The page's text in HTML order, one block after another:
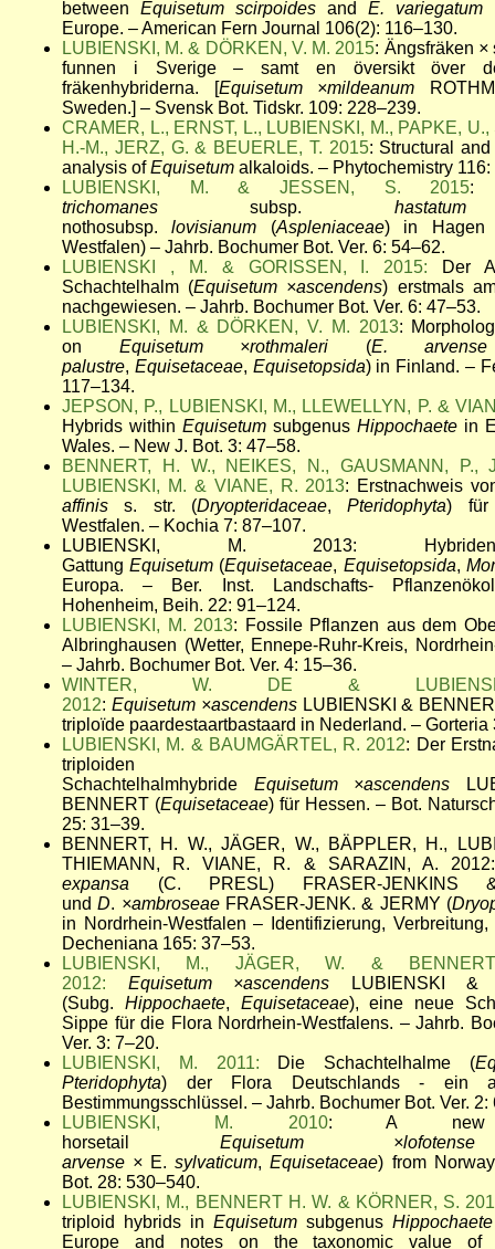
between Equisetum scirpoides and E. variegatum
Europe. – American Fern Journal 106(2): 116–130.
LUBIENSKI, M. & DÖRKEN, V. M. 2015: Ängsfräken ×
funnen i Sverige – samt en översikt över
fräkenhybriderna. [Equisetum ×mildeanum
Sweden.] – Svensk Bot. Tidskr. 109: 228–239.
CRAMER, L., ERNST, L., LUBIENSKI, M., PAPKE,
H.-M., JERZ, G. & BEUERLE, T. 2015: Structural
analysis ofEquisetum alkaloids. – Phytochemistry
LUBIENSKI, M. & JESSEN, S. 2015
trichomanessubsp.
nothosubsp.lovisianum (Aspleniaceae) in Hagen
Westfalen) – Jahrb. Bochumer Bot. Ver. 6: 54–62.
LUBIENSKI , M. & GORISSEN, I. 2015: Der
Schachtelhalm (Equisetum ×ascendens) erstmals
nachgewiesen. – Jahrb. Bochumer Bot. Ver. 6: 47–53.
LUBIENSKI, M. & DÖRKEN, V. M. 2013:
on Equisetum ×rothmaleri (E.
palustre, Equisetaceae, Equisetopsida) in Finland. –
117–134.
JEPSON, P., LUBIENSKI, M., LLEWELLYN, P. &
Hybrids within Equisetum subgenus Hippochaete in
Wales. – New J. Bot. 3: 47–58.
BENNERT, H. W., NEIKES, N., GAUSMANN, P.,
LUBIENSKI, M. & VIANE, R. 2013: Erstnachweis
affiniss. str. (Dryopteridaceae,Pteridophyta) für
Westfalen. – Kochia 7: 87–107.
LUBIENSKI, M. 2013:
GattungEquisetum (Equisetaceae, Equisetopsida,
Europa. – Ber. Inst. Landschafts-
Hohenheim, Beih. 22: 91–124.
LUBIENSKI, M. 2013: Fossile Pflanzen aus dem
Albringhausen (Wetter, Ennepe-Ruhr-Kreis,
– Jahrb. Bochumer Bot. Ver. 4: 15–36.
WINTER, W. DE &
2012: Equisetum ×ascendens LUBIENSKI &
triploïde paardestaartbastaard in Nederland. – Gorteria
LUBIENSKI, M. & BAUMGÄRTEL, R. 2012: Der
triploiden
Schachtelhalmhybride Equisetum ×ascendens
BENNERT (Equisetaceae) für Hessen. – Bot.
25: 31–39.
BENNERT, H. W., JÄGER, W., BÄPPLER, H.,
THIEMANN, R. VIANE, R. & SARAZIN, A.
expansa (C. PRESL) FRASER-JENKINS
undD. ×ambroseae FRASER-JENK. & JERMY (
in Nordrhein-Westfalen – Identifizierung,
Decheniana 165: 37–53.
LUBIENSKI, M., JÄGER, W. &
2012:
Equisetum ×ascendens
LUBIENSKI &
(Subg. Hippochaete, Equisetaceae), eine neue
Sippe für die Flora Nordrhein-Westfalens. – Jahrb.
Ver. 3: 7–20.
LUBIENSKI, M. 2011: Die Schachtelhalme (
Pteridophyta) der Flora Deutschlands - ein
Bestimmungsschlüssel. – Jahrb. Bochumer Bot. Ver. 2:
LUBIENSKI, M. 2010: A new
horsetail Equisetum
arvense × E.sylvaticum,Equisetaceae) from
Bot. 28: 530–540.
LUBIENSKI, M., BENNERT H. W. & KÖRNER, S.
triploid hybrids in Equisetum subgenus
Europe and notes on the taxonomic value of